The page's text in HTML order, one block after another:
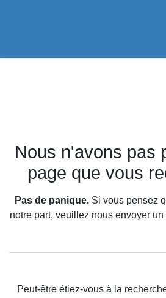
Erreur 404
Nous n'avons pas
page que vous
Pas de panique.Si vous pensez
notre part, veuillez nous envoyer un
Peut-être étiez-vous à la